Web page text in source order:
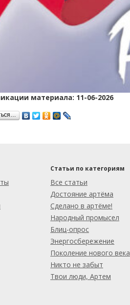
материала: 11-06-2026
Статьи по категориям
Все статьи
Достояние артёма
Сделано в артёме!
Народный промысел
Блиц-опрос
Энергосбережение
Поколение нового века
Никто не забыт
Твои люди, Артем